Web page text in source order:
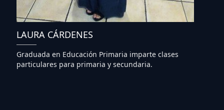
LAURA CÁRDENES
Graduada en Educación Primaria imparte clases
particulares para primaria y secundaria.